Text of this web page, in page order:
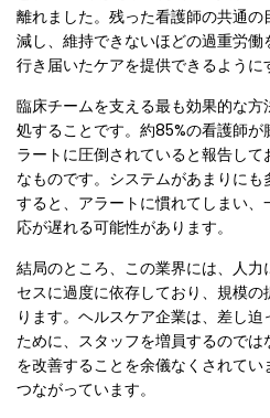
離れました。残った看護師の共通
減し、維持できないほどの過重労
行き届いたケアを提供できるように
臨床チームを支える最も効果的な方
処することです。約85%の看護師
ラートに圧倒されていると報告し
なものです。システムがあまりに
すると、アラートに慣れてしまい
応が遅れる可能性があります。
結局のところ、この業界には、人
セスに過度に依存しており、規模
ります。ヘルスケア企業は、差し
ために、スタッフを増員するので
を改善することを余儀なくされて
つながっています。